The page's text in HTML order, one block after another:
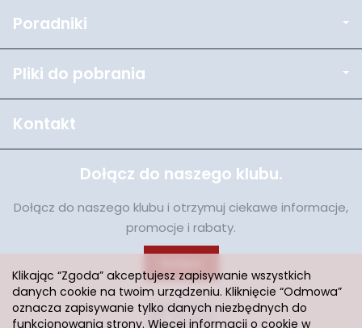
Poradniki
Pliki do pobrania
Kontakt
Dołącz do naszego klubu.
Dołącz do naszego klubu i otrzymuj ciekawe informacje,
promocje i rabaty.
Klikając “Zgoda” akceptujesz zapisywanie wszystkich
danych cookie na twoim urządzeniu. Kliknięcie “Odmowa”
oznacza zapisywanie tylko danych niezbędnych do
funkcjonowania strony. Więcej informacji o cookie w